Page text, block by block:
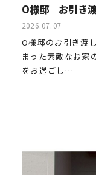
O様邸 お引き
2026.07.07
O様邸のお引き渡
まった素敵なお家
をお過ごし…